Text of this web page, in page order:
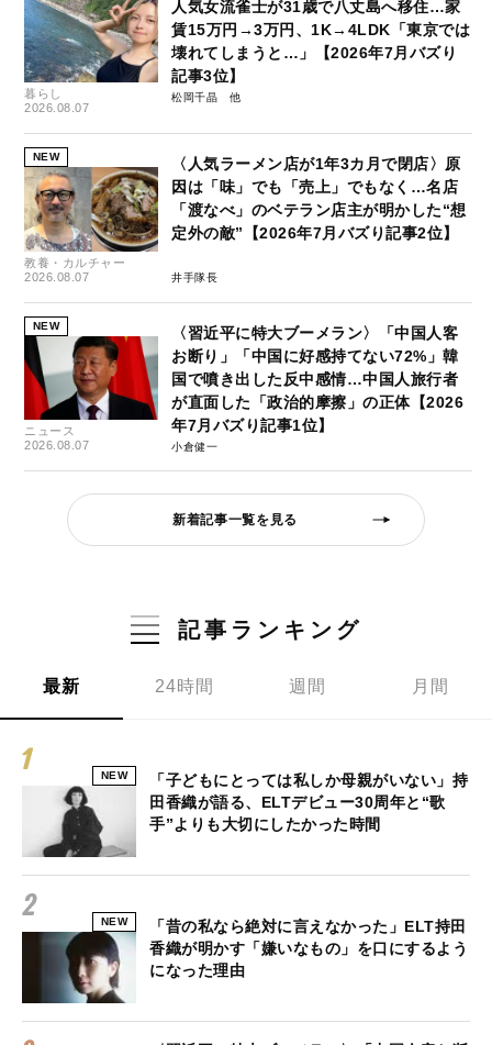
暮らし
2026.08.07
人気女流雀士が31歳で八丈島へ移住…家
賃15万円→3万円、1K→4LDK「東京では
壊れてしまうと…」【2026年7月バズり
記事3位】
松岡千晶
NEW
教養・カルチャー
2026.08.07
〈人気ラーメン店が1年3カ月で閉店〉原
因は「味」でも「売上」でもなく…名店
「渡なべ」のベテラン店主が明かした“想
定外の敵”【2026年7月バズり記事2位】
井手隊長
NEW
ニュース
2026.08.07
〈習近平に特大ブーメラン〉「中国人客
お断り」「中国に好感持てない72%」韓
国で噴き出した反中感情…中国人旅行者
が直面した「政治的摩擦」の正体【2026
年7月バズり記事1位】
小倉健一
新着記事一覧を見る
記事ランキング
最新 24時間 週間 月間
NEW
「子どもにとっては私しか母親がいない」持
田香織が語る、ELTデビュー30周年と“歌
手”よりも大切にしたかった時間
NEW
「昔の私なら絶対に言えなかった」ELT持田
香織が明かす「嫌いなもの」を口にするよう
になった理由